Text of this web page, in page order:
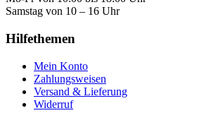
Samstag von 10 – 16 Uhr
Hilfethemen
Mein Konto
Zahlungsweisen
Versand & Lieferung
Widerruf